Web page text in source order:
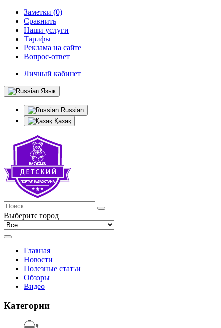
Заметки (0)
Сравнить
Наши услуги
Тарифы
Реклама на сайте
Вопрос-ответ
Личный кабинет
Язык
Russian
Қазақ
Выберите город
Главная
Новости
Полезные статьи
Обзоры
Видео
Категории